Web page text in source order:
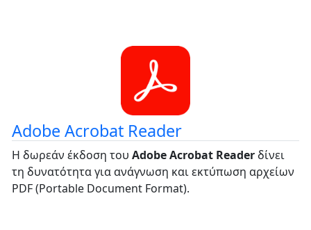
Adobe Acrobat Reader
Η δωρεάν έκδοση του Adobe Acrobat Readerδίνει
τη δυνατότητα για ανάγνωση και εκτύπωση αρχείων
PDF (Portable Document Format).